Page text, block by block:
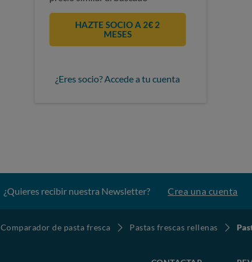
HAZTE SOCIO A 2€ 2
MESES
¿Eres socio? Accede a tu cuenta
¿Quieres recibir nuestra Newsletter? Crea una cuenta
Comparador de pasta fresca Pastas frescas rellenas